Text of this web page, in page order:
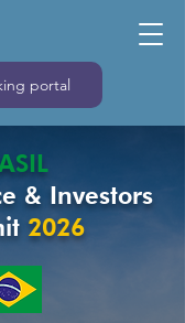
portal
& Investors
2026